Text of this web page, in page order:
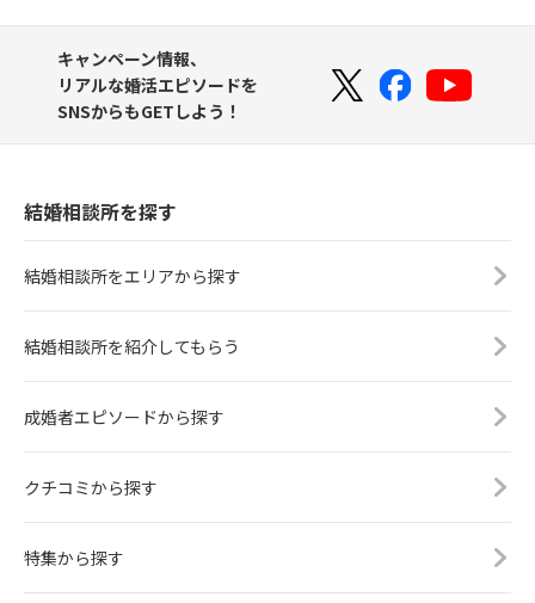
キャンペーン情報、
リアルな婚活エピソードを
SNSからもGETしよう！
結婚相談所を探す
結婚相談所をエリアから探す
結婚相談所を紹介してもらう
成婚者エピソードから探す
クチコミから探す
特集から探す